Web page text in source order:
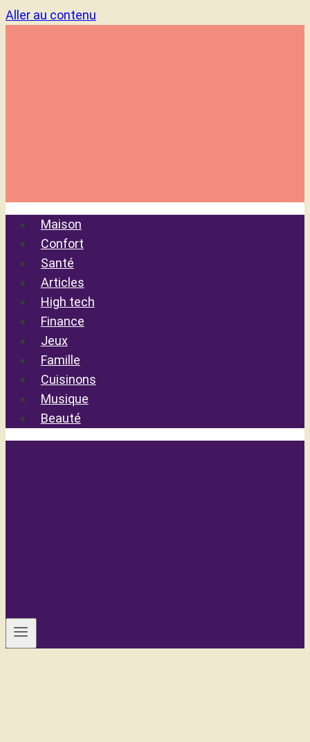
Aller au contenu
Maison
Confort
Santé
Articles
High tech
Finance
Jeux
Famille
Cuisinons
Musique
Beauté